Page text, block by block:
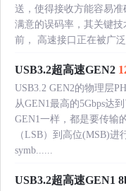
送，使得接收方能容易
满意的误码率，其关键
前， 高速接口正在被广
USB3.2超高速GEN2
USB3.2 GEN2的物理层
从GEN1最高的5Gbps达
GEN1一样，都是要传输
（LSB）到高位(MSB)进
symb......
USB3.2超高速GEN1